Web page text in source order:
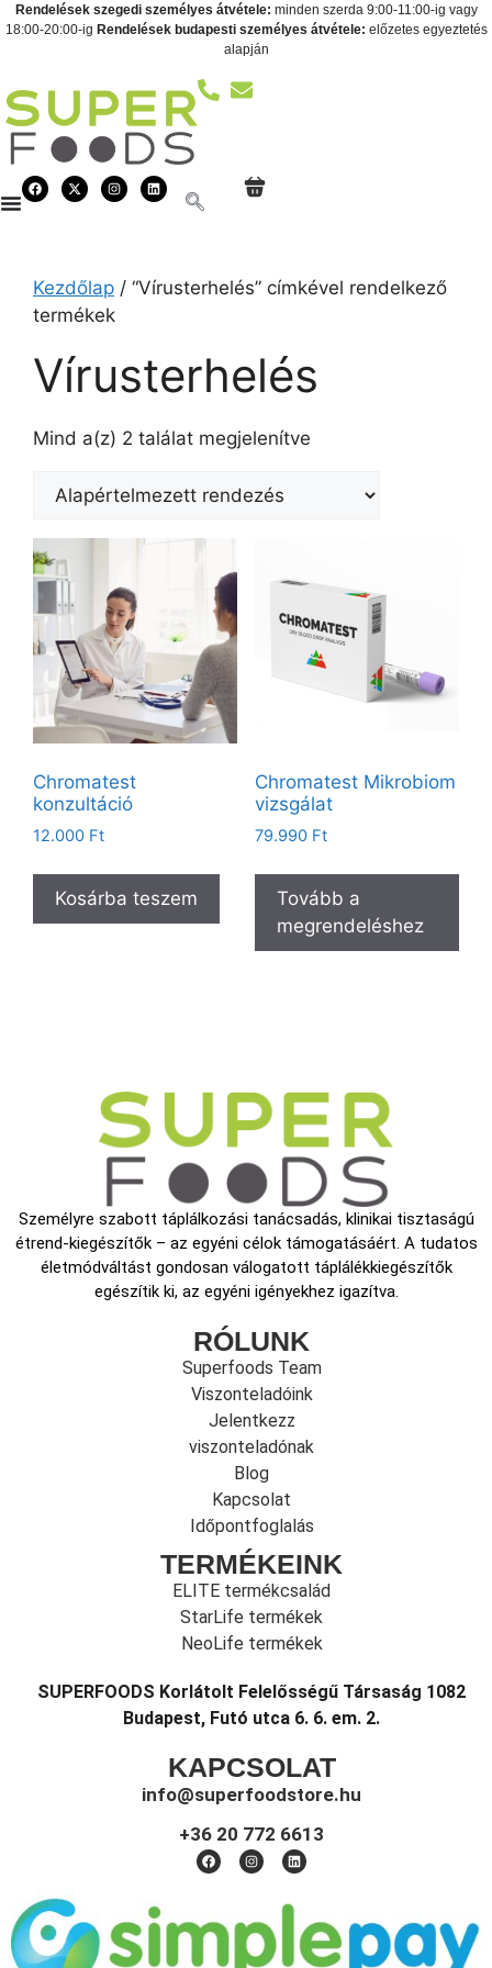
Rendelések szegedi személyes átvétele: minden szerda 9:00-11:00-ig vagy
18:00-20:00-ig Rendelések budapesti személyes átvétele: előzetes egyeztetés
alapján
Kezdőlap / “Vírusterhelés” címkével rendelkező
termékek
Vírusterhelés
Mind a(z) 2 találat megjelenítve
Chromatest
konzultáció
12.000 Ft
Kosárba teszem
Chromatest Mikrobiom
vizsgálat
79.990 Ft
Tovább a
megrendeléshez
Személyre szabott táplálkozási tanácsadás, klinikai tisztaságú
étrend-kiegészítők – az egyéni célok támogatásáért. A tudatos
életmódváltást gondosan válogatott táplálékkiegészítők
egészítik ki, az egyéni igényekhez igazítva.
RÓLUNK
Superfoods Team
Viszonteladóink
Jelentkezz
viszonteladónak
Blog
Kapcsolat
Időpontfoglalás
TERMÉKEINK
ELITE termékcsalád
StarLife termékek
NeoLife termékek
SUPERFOODS Korlátolt Felelősségű Társaság 1082
Budapest, Futó utca 6. 6. em. 2.
KAPCSOLAT
info@superfoodstore.hu
+36 20 772 6613